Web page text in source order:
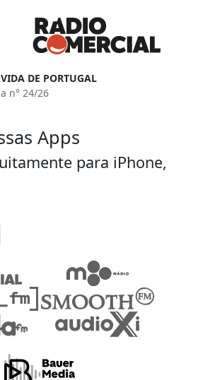
DE PORTUGAL
n° 24/26
Apps
para iPhone,